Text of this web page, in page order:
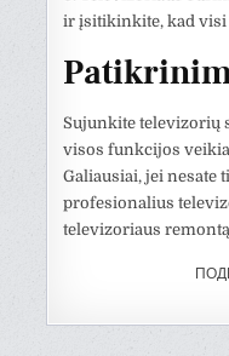
ir įsitikinkite, kad
Sujunkite televizorių
visos funkcijos
Galiausiai, jei nesate
profesionalius
televizoriaus